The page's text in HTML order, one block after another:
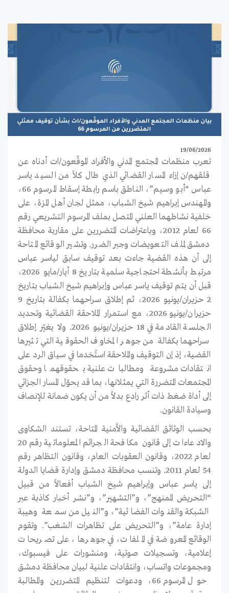
19/06/2026
تعرب منظمات المجتمع المدني والأفراد الموقّعون/ات أدناه عن
قلقهم/ن إزاء المسار القضائي الذي طال كلاً من السيد ياسر
عباس “أبو وسيم”، الناطق باسم رابطة إسقاط المرسوم 66،
والمهندس إبراهيم شيخ الشباب، ممثل لجان أهل المزة، على
خلفية نشاطهما العلني المتصل بملف المرسوم التشريعي رقم
66 لعام 2012، وباعتراضات المتضررين على مقاربة محافظة
دمشق لملف التعويضات وجبر الضرر. وتشير الوقائع المتاحة
إلى أن هذه القضية جاءت بعد توقيف سابق لياسر عباس
مرتبط بأنشطة احتجاجية سلمية بتاريخ 8 أيار/مايو 2026،
قبل أن يتم توقيف ياسر عباس وإبراهيم شيخ الشباب بتاريخ
2 حزيران/يونيو 2026، ثم إطلاق سراحهما بكفالة بتاريخ 9
حزيران/يونيو 2026، مع استمرار الملاحقة القضائية وتحديد
الجلسة القادمة في 18 حزيران/يونيو 2026. ولا يغيّر إطلاق
سراحهما بكفالة من جوهر المخاوف الحقوقية التي تثيرها
القضية، إذ إن التوقيف والملاحقة استُخدما في سياق الرد على
انتقادات مشروعة ومطالبات علنية بحقوقهما وحقوق
المجتمعات المتضررة التي يمثلانها، بما قد يحوّل المسار الجزائي
إلى أداة ضغط ذات أثر رادع بدلاً من أن يكون ضمانة للإنصاف
وسيادة القانون.
بحسب الوثائق القضائية والأمنية المتاحة، تستند الشكاوى
والادعاءات إلى قانون مكافحة الجرائم المعلوماتية رقم 20
لعام 2022، وقانون العقوبات العام، وقانون التظاهر رقم
54 لعام 2011. وتنسب محافظة دمشق وإدارة قضايا الدولة
إلى ياسر عباس وإبراهيم شيخ الشباب أفعالاً من قبيل
“التحريض الممنهج”، و”التشهير”، و”نشر أخبار كاذبة عبر
الشبكة والقنوات الفضائية”، و”النيل من سمعة وهيبة
إدارة عامة”، و”التحريض على تظاهرات الشغب”. وتقوم
الوقائع المعروضة في الملفات، في جوهرها، على تصريحات
إعلامية، وتسجيلات صوتية، ومنشورات على فيسبوك،
ومجموعات واتساب، وانتقادات علنية لبيان محافظة دمشق
حول المرسوم 66، ودعوات لتنظيم المتضررين والمطالبة